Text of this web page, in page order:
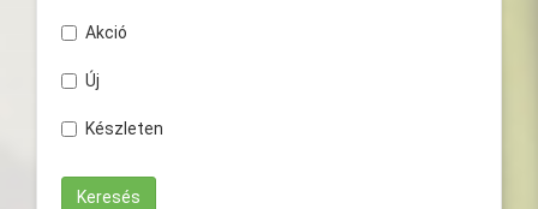
Akció
Új
Készleten